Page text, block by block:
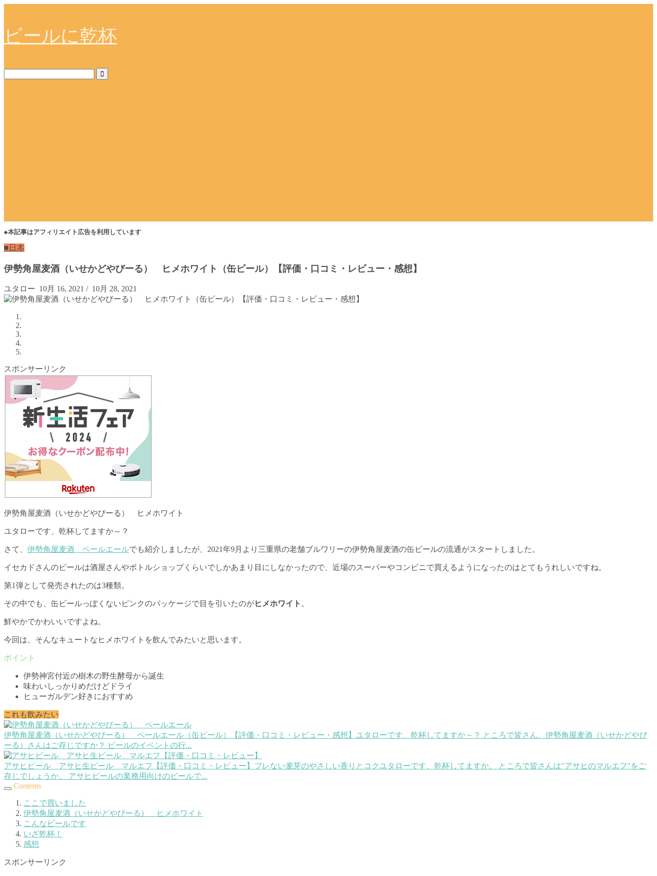
ビールに乾杯
◆本記事はアフィリエイト広告を利用しています
■日本
伊勢角屋麦酒（いせかどやびーる） ヒメホワイト（缶ビール）【評価・口コミ・レビュー・感想】
ユタロー 10月 16, 2021 / 10月 28, 2021
スポンサーリンク
伊勢角屋麦酒（いせかどやびーる） ヒメホワイト
ユタローです、乾杯してますか～？
さて、 伊勢角屋麦酒 ペールエールでも紹介しましたが、2021年9月より三重県の老舗ブルワリーの伊勢角屋麦酒の缶ビールの流通がスタートしました。
イセカドさんのビールは酒屋さんやボトルショップくらいでしかあまり目にしなかったので、近場のスーパーやコンビニで買えるようになったのはとてもうれしいですね。
第1弾として発売されたのは3種類。
その中でも、缶ビールっぽくないピンクのパッケージで目を引いたのがヒメホワイト 。
鮮やかでかわいいですよね。
今回は、そんなキュートなヒメホワイトを飲んでみたいと思います。
伊勢神宮付近の樹木の野生酵母から誕生
味わいしっかりめだけどドライ
ヒューガルデン好きにおすすめ
これも飲みたい
伊勢角屋麦酒（いせかどやびーる） ペールエール（缶ビール）【評価・口コミ・レビュー・感想】 ユタローです、乾杯してますか～？ ところで皆さん、伊勢角屋麦酒（いせかどやび
ーる）さんはご存じですか？ ビールのイベントの行...
アサヒビール アサヒ生ビール マルエフ【評価・口コミ・レビュー】ブレない麦芽のやさしい香りとコクユタローです、乾杯してますか。 ところで皆さんは"アサヒのマルエフ"をご
存じでしょうか。 アサヒビールの業務用向けのビールで...
Contents
ここで買いました
伊勢角屋麦酒（いせかどやびーる） ヒメホワイト
こんなビールです
いざ乾杯！
感想
スポンサーリンク